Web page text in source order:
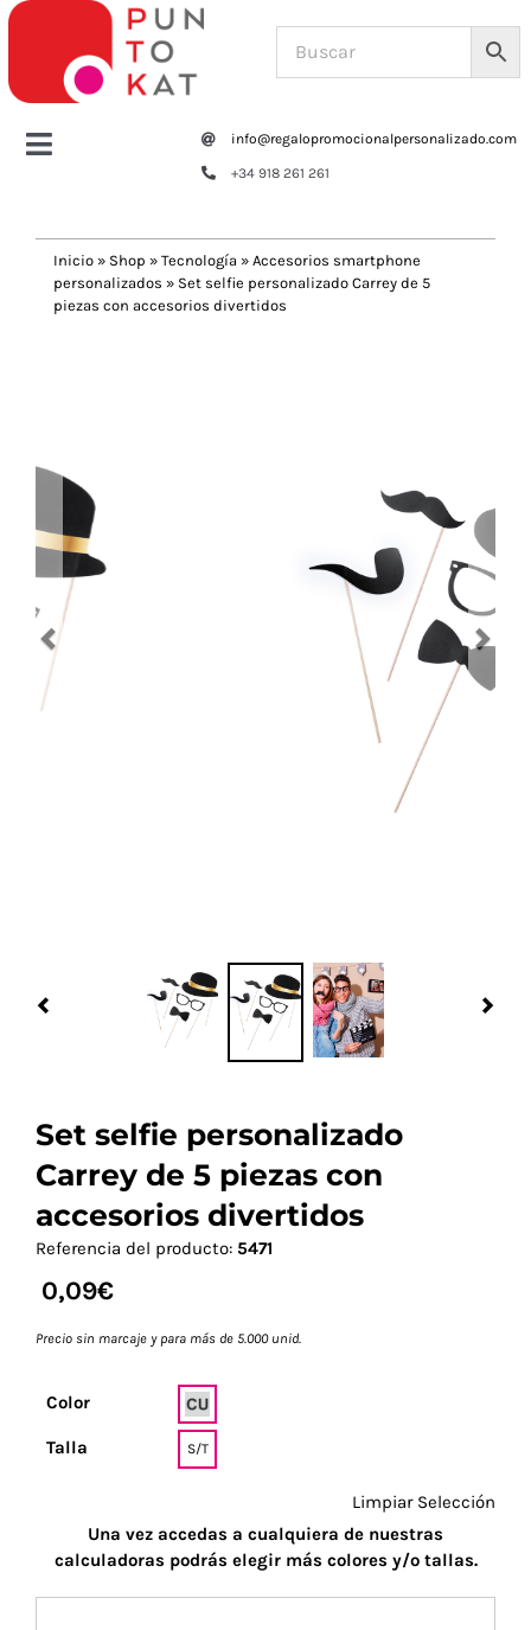
Saltar
contenido
Toggle
Tazas y botellas
Escritura
Navidad 🎄 Invierno
Tecnología
info@regalopromocionalpersonalizado.com
+34 918 261 261
Inicio » Shop » Tecnología » Accesorios smartphone
personalizados » Set selfie personalizado Carrey de 5
piezas con accesorios divertidos
Set selfie personalizado
Carrey de 5 piezas con
accesorios divertidos
Referencia del producto: 5471
0,09€
Precio sin marcaje y para más de 5.000 unid.
Color
Talla S/T
Limpiar Selección
Una vez accedas a cualquiera de nuestras
calculadoras podrás elegir más colores y/o tallas.